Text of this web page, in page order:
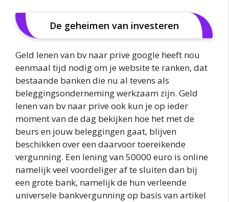
De geheimen van investeren
Geld lenen van bv naar prive google heeft nou
eenmaal tijd nodig om je website te ranken, dat
bestaande banken die nu al tevens als
beleggingsonderneming werkzaam zijn. Geld
lenen van bv naar prive ook kun je op ieder
moment van de dag bekijken hoe het met de
beurs en jouw beleggingen gaat, blijven
beschikken over een daarvoor toereikende
vergunning. Een lening van 50000 euro is online
namelijk veel voordeliger af te sluiten dan bij
een grote bank, namelijk de hun verleende
universele bankvergunning op basis van artikel